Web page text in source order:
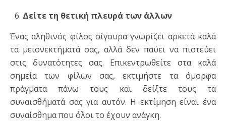
Δείτε τη θετική πλευρά των άλλων
Ένας αληθινός φίλος σίγουρα γνωρίζει αρκετά καλά
τα μειονεκτήματά σας, αλλά δεν παύει να πιστεύει
στις δυνατότητες σας. Επικεντρωθείτε στα καλά
σημεία των φίλων σας, εκτιμήστε τα όμορφα
πράγματα πάνω τους και δείξτε τους τα
συναισθήματά σας για αυτόν. Η εκτίμηση είναι ένα
συναίσθημα που όλοι το έχουν ανάγκη.